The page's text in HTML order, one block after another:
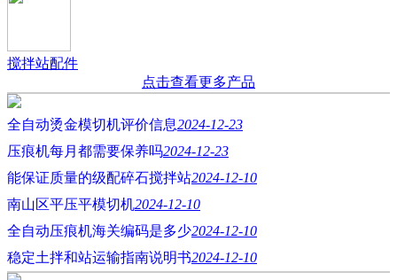
搅拌站配件
点击查看更多产品
全自动烫金模切机评价信息2024-12-23
压痕机每月都需要保养吗2024-12-23
能保证质量的级配碎石搅拌站2024-12-10
南山区平压平模切机2024-12-10
全自动压痕机海关编码是多少2024-12-10
稳定土拌和站运输指南说明书2024-12-10